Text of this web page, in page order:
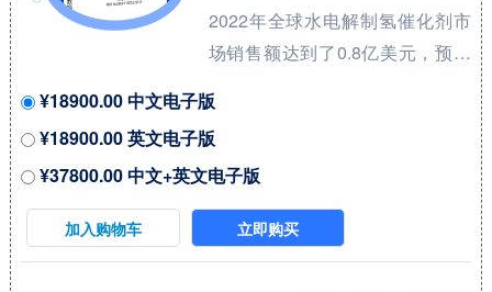
2022年全球水电解制氢催化剂市
场销售额达到了0.8亿美元，预计
增长率（CAGR）为
47.5%（2023-2029）。地区层面
来看，中国市场在过去几年变化
较快，2022年市场规模为 百万美
元，约占全球的 %，预计2029年
¥18900.00 中文电子版
¥18900.00 英文电子版
¥37800.00 中文+英文电子版
加入购物车 立即购买